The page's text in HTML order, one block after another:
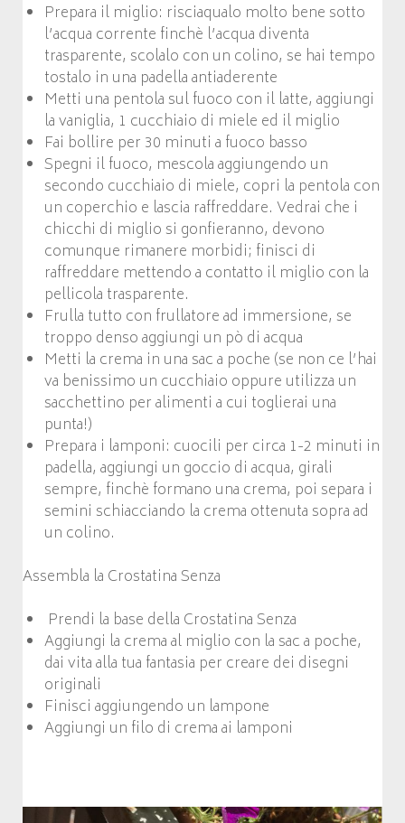
Prepara il miglio: risciaqualo molto bene sotto
l’acqua corrente finchè l’acqua diventa
trasparente, scolalo con un colino, se hai tempo
tostalo in una padella antiaderente
Metti una pentola sul fuoco con il latte, aggiungi
la vaniglia, 1 cucchiaio di miele ed il miglio
Fai bollire per 30 minuti a fuoco basso
Spegni il fuoco, mescola aggiungendo un
secondo cucchiaio di miele, copri la pentola con
un coperchio e lascia raffreddare. Vedrai che i
chicchi di miglio si gonfieranno, devono
comunque rimanere morbidi; finisci di
raffreddare mettendo a contatto il miglio con la
pellicola trasparente.
Frulla tutto con frullatore ad immersione, se
troppo denso aggiungi un pò di acqua
Metti la crema in una sac a poche (se non ce l’hai
va benissimo un cucchiaio oppure utilizza un
sacchettino per alimenti a cui toglierai una
punta!)
Prepara i lamponi: cuocili per circa 1-2 minuti in
padella, aggiungi un goccio di acqua, girali
sempre, finchè formano una crema, poi separa i
semini schiacciando la crema ottenuta sopra ad
un colino.
Assembla la Crostatina Senza
Prendi la base della Crostatina Senza
Aggiungi la crema al miglio con la sac a poche,
dai vita alla tua fantasia per creare dei disegni
originali
Finisci aggiungendo un lampone
Aggiungi un filo di crema ai lamponi